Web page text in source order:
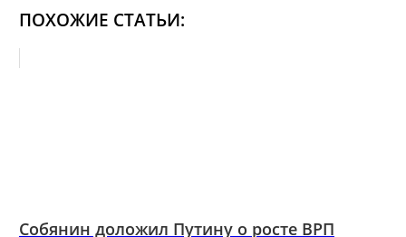
ПОХОЖИЕ СТАТЬИ:
Собянин доложил Путину о росте ВРП